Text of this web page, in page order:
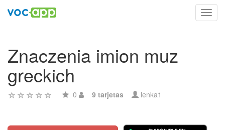
Znaczenia imion muz
greckich
0 9 tarjetas lenka1